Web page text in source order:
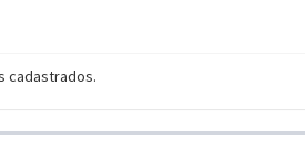
cadastrados.